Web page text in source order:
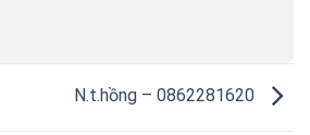
N.t.hồng – 0862281620